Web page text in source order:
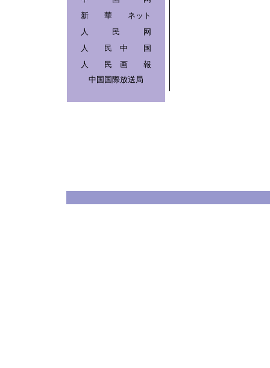
新 華 ネット
人 民 网
人 民 中 国
人 民 画 報
中国国際放送局